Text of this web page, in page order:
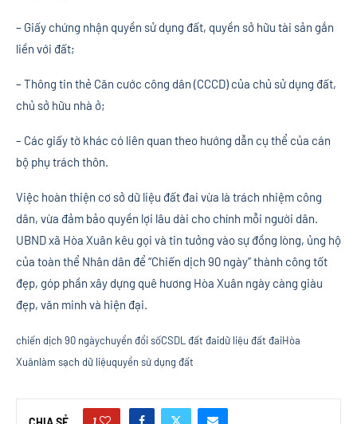
– Giấy chứng nhận quyền sử dụng đất, quyền sở hữu tài sản gắn
liền với đất;
– Thông tin thẻ Căn cước công dân (CCCD) của chủ sử dụng đất,
chủ sở hữu nhà ở;
– Các giấy tờ khác có liên quan theo hướng dẫn cụ thể của cán
bộ phụ trách thôn.
Việc hoàn thiện cơ sở dữ liệu đất đai vừa là trách nhiệm công
dân, vừa đảm bảo quyền lợi lâu dài cho chính mỗi người dân.
UBND xã Hòa Xuân kêu gọi và tin tưởng vào sự đồng lòng, ủng hộ
của toàn thể Nhân dân để “Chiến dịch 90 ngày” thành công tốt
đẹp, góp phần xây dựng quê hương Hòa Xuân ngày càng giàu
đẹp, văn minh và hiện đại.
chiến dịch 90 ngàychuyển đổi sốCSDL đất đaidữ liệu đất đaiHòa
Xuânlàm sạch dữ liệuquyền sử dụng đất
1